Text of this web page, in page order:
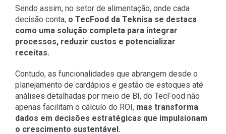
Sendo assim, no setor de alimentação, onde cada
decisão conta,o TecFood da Teknisa se destaca
como uma solução completa para integrar
processos, reduzir custos e potencializar
receitas.
Contudo, as funcionalidades que abrangem desde o
planejamento de cardápios e gestão de estoques até
análises detalhadas por meio de BI, do TecFood não
apenas facilitam o cálculo do ROI, mas transforma
dados em decisões estratégicas que impulsionam
o crescimento sustentável.